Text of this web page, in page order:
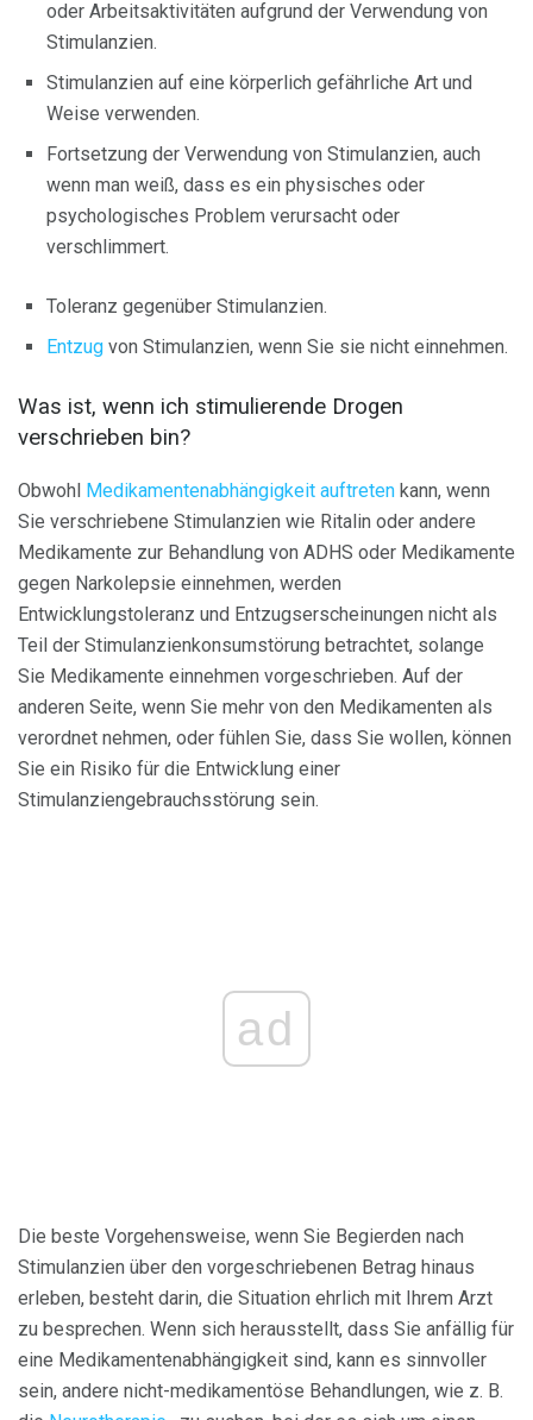
oder Arbeitsaktivitäten aufgrund der Verwendung von
Stimulanzien.
Stimulanzien auf eine körperlich gefährliche Art und
Weise verwenden.
Fortsetzung der Verwendung von Stimulanzien, auch
wenn man weiß, dass es ein physisches oder
psychologisches Problem verursacht oder
verschlimmert.
Toleranz gegenüber Stimulanzien.
Entzug von Stimulanzien, wenn Sie sie nicht einnehmen.
Was ist, wenn ich stimulierende Drogen
verschrieben bin?
Obwohl Medikamentenabhängigkeit auftreten kann, wenn
Sie verschriebene Stimulanzien wie Ritalin oder andere
Medikamente zur Behandlung von ADHS oder Medikamente
gegen Narkolepsie einnehmen, werden
Entwicklungstoleranz und Entzugserscheinungen nicht als
Teil der Stimulanzienkonsumstörung betrachtet, solange
Sie Medikamente einnehmen vorgeschrieben. Auf der
anderen Seite, wenn Sie mehr von den Medikamenten als
verordnet nehmen, oder fühlen Sie, dass Sie wollen, können
Sie ein Risiko für die Entwicklung einer
Stimulanziengebrauchsstörung sein.
ad
Die beste Vorgehensweise, wenn Sie Begierden nach
Stimulanzien über den vorgeschriebenen Betrag hinaus
erleben, besteht darin, die Situation ehrlich mit Ihrem Arzt
zu besprechen. Wenn sich herausstellt, dass Sie anfällig für
eine Medikamentenabhängigkeit sind, kann es sinnvoller
sein, andere nicht-medikamentöse Behandlungen, wie z. B.